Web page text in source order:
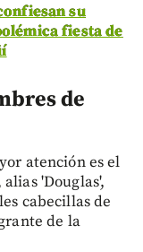
su
fiesta de
de
atención es el
'Douglas',
cabecillas de
de la